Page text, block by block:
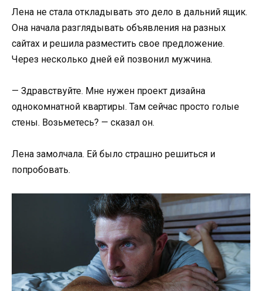
Лена не стала откладывать это дело в дальний ящик.
Она начала разглядывать объявления на разных
сайтах и решила разместить свое предложение.
Через несколько дней ей позвонил мужчина.
— Здравствуйте. Мне нужен проект дизайна
однокомнатной квартиры. Там сейчас просто голые
стены. Возьметесь? — сказал он.
Лена замолчала. Ей было страшно решиться и
попробовать.